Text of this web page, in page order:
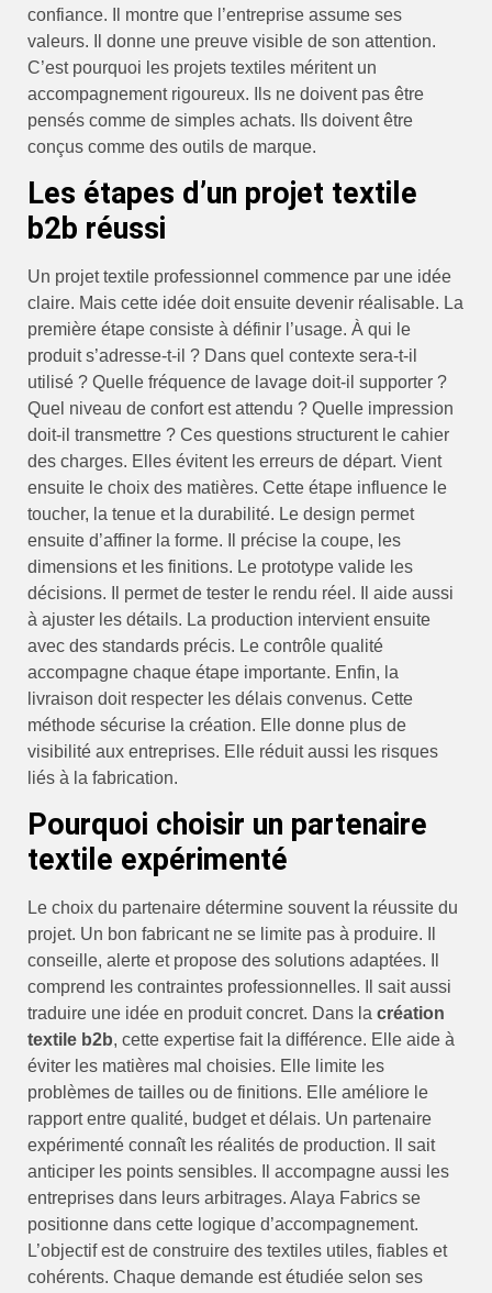
confiance. Il montre que l’entreprise assume ses
valeurs. Il donne une preuve visible de son attention.
C’est pourquoi les projets textiles méritent un
accompagnement rigoureux. Ils ne doivent pas être
pensés comme de simples achats. Ils doivent être
conçus comme des outils de marque.
Les étapes d’un projet textile
b2b réussi
Un projet textile professionnel commence par une idée
claire. Mais cette idée doit ensuite devenir réalisable. La
première étape consiste à définir l’usage. À qui le
produit s’adresse-t-il ? Dans quel contexte sera-t-il
utilisé ? Quelle fréquence de lavage doit-il supporter ?
Quel niveau de confort est attendu ? Quelle impression
doit-il transmettre ? Ces questions structurent le cahier
des charges. Elles évitent les erreurs de départ. Vient
ensuite le choix des matières. Cette étape influence le
toucher, la tenue et la durabilité. Le design permet
ensuite d’affiner la forme. Il précise la coupe, les
dimensions et les finitions. Le prototype valide les
décisions. Il permet de tester le rendu réel. Il aide aussi
à ajuster les détails. La production intervient ensuite
avec des standards précis. Le contrôle qualité
accompagne chaque étape importante. Enfin, la
livraison doit respecter les délais convenus. Cette
méthode sécurise la création. Elle donne plus de
visibilité aux entreprises. Elle réduit aussi les risques
liés à la fabrication.
Pourquoi choisir un partenaire
textile expérimenté
Le choix du partenaire détermine souvent la réussite du
projet. Un bon fabricant ne se limite pas à produire. Il
conseille, alerte et propose des solutions adaptées. Il
comprend les contraintes professionnelles. Il sait aussi
traduire une idée en produit concret. Dans la création
textile b2b, cette expertise fait la différence. Elle aide à
éviter les matières mal choisies. Elle limite les
problèmes de tailles ou de finitions. Elle améliore le
rapport entre qualité, budget et délais. Un partenaire
expérimenté connaît les réalités de production. Il sait
anticiper les points sensibles. Il accompagne aussi les
entreprises dans leurs arbitrages. Alaya Fabrics se
positionne dans cette logique d’accompagnement.
L’objectif est de construire des textiles utiles, fiables et
cohérents. Chaque demande est étudiée selon ses